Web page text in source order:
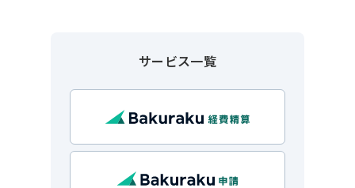
サービス一覧